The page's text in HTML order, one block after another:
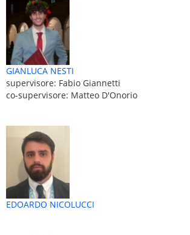
GIANLUCA NESTI
supervisore: Fabio Giannetti
co-supervisore: Matteo D'Onorio
EDOARDO NICOLUCCI